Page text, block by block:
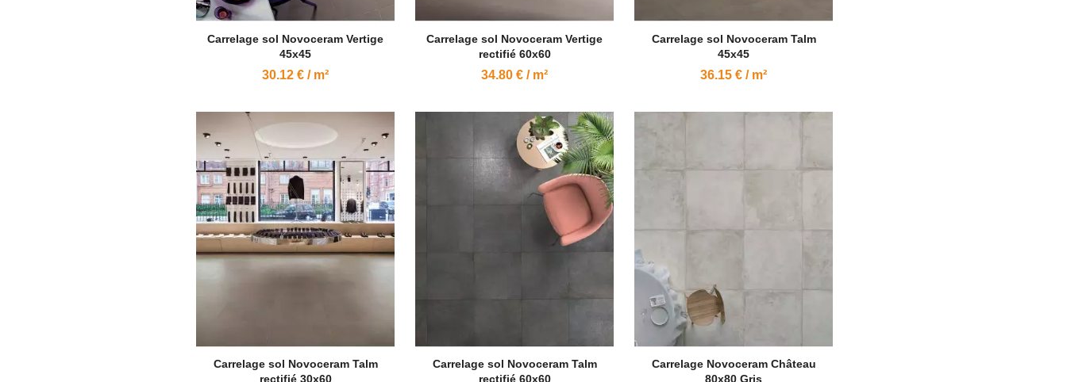
Carrelage sol Novoceram Vertige
45x45
30.12 € / m²
Carrelage sol Novoceram Vertige
rectifié 60x60
34.80 € / m²
Carrelage sol Novoceram Talm
45x45
36.15 € / m²
Carrelage sol Novoceram Talm
rectifié 30x60
Carrelage sol Novoceram Talm
rectifié 60x60
Carrelage Novoceram Château
80x80 Gris